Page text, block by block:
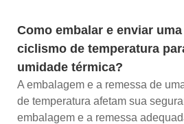
Como embalar e enviar
ciclismo de temperatura
umidade térmica?
A embalagem e a remessa de
de temperatura afetam sua
embalagem e a remessa